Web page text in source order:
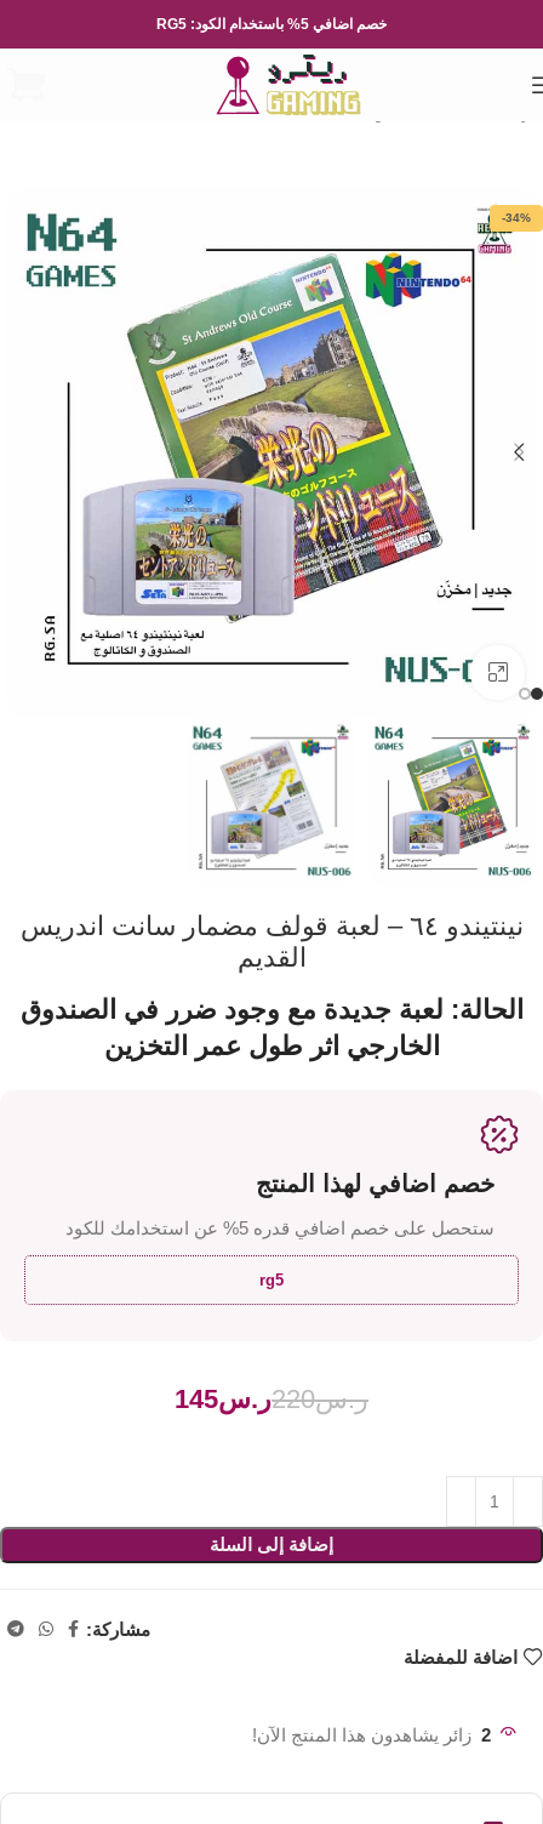
خصم اضافي 5% باستخدام الكود: RG5
Nintendo
نينتيندو ٦٤ – لعبة قولف مضمار سانت اندريس
القديم
الحالة: لعبة جديدة مع وجود ضرر في الصندوق
الخارجي اثر طول عمر التخزين
خصم اضافي لهذا المنتج
ستحصل على خصم اضافي قدره 5% عن استخدامك للكود
rg5
ر.س220ر.س145
إضافة إلى السلة
مشاركة:
اضافة للمفضلة
2 زائر يشاهدون هذا المنتج الآن!
-34%
اضفط لتكبير الصورة